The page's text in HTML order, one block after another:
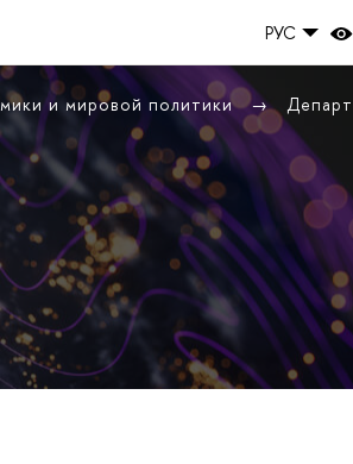
РУС
и мировой политики